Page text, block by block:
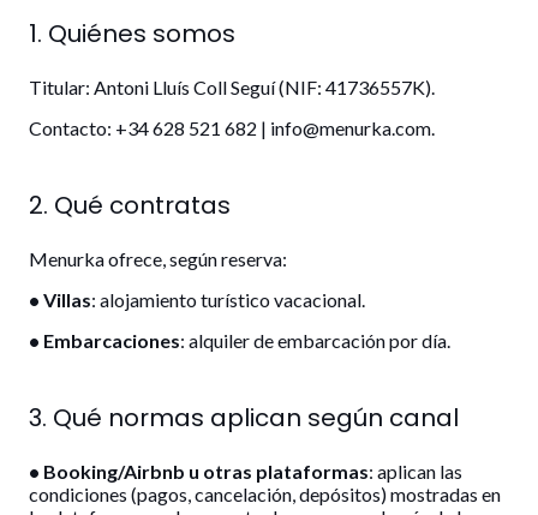
1. Quiénes somos
Titular: Antoni Lluís Coll Seguí (NIF: 41736557K).
Contacto: +34 628 521 682 | info@menurka.com.
2. Qué contratas
Menurka ofrece, según reserva:
• Villas: alojamiento turístico vacacional.
• Embarcaciones: alquiler de embarcación por día.
3. Qué normas aplican según canal
• Booking/Airbnb u otras plataformas: aplican las
condiciones (pagos, cancelación, depósitos) mostradas en